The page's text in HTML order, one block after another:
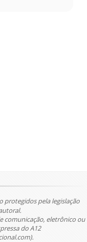
protegidos pela legislação
comunicação, eletrônico ou
do A12